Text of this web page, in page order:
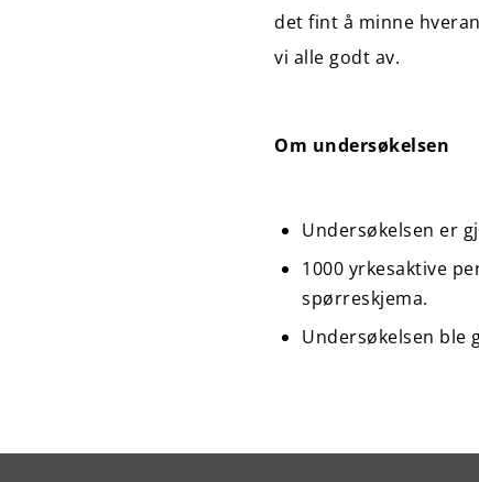
det fint å minne
vi alle godt av.
Om undersøkelsen
Undersøkelsen er
1000 yrkesaktive
spørreskjema.
Undersøkelsen ble